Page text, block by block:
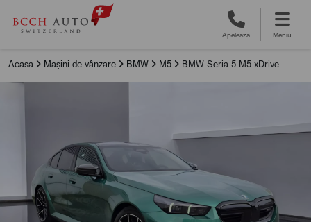
Apelează Meniu
Acasa Mașini de vânzare BMW M5 BMW Seria 5 M5 xDrive